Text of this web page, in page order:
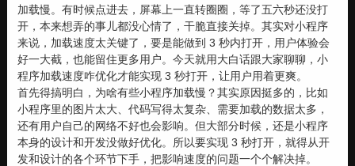
加载慢。有时候点进去，屏幕上一直转圈圈，等了五六秒还没打
开，本来想弄的事儿都没心情了，干脆直接关掉。其实对小程序
来说，加载速度太关键了，要是能做到 3 秒内打开，用户体验会
好一大截，也能留住更多用户。今天就用大白话跟大家聊聊，小
程序加载速度咋优化才能实现 3 秒打开，让用户用着更爽。
首先得搞明白，为啥有些小程序加载慢？其实原因挺多的，比如
小程序里的图片太大、代码写得太复杂、需要加载的数据太多，
还有用户自己的网络不好也会影响。但大部分时候，还是小程序
本身的设计和开发没做好优化。所以要实现 3 秒打开，就得从开
发和设计的各个环节下手，把影响速度的问题一个个解决掉。